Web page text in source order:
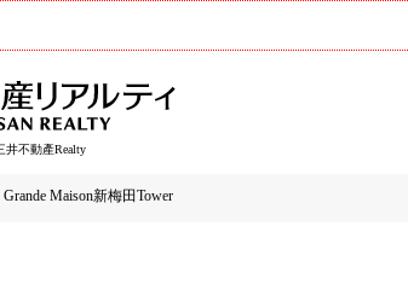
井不動產Realty
Grande Maison新梅田Tower